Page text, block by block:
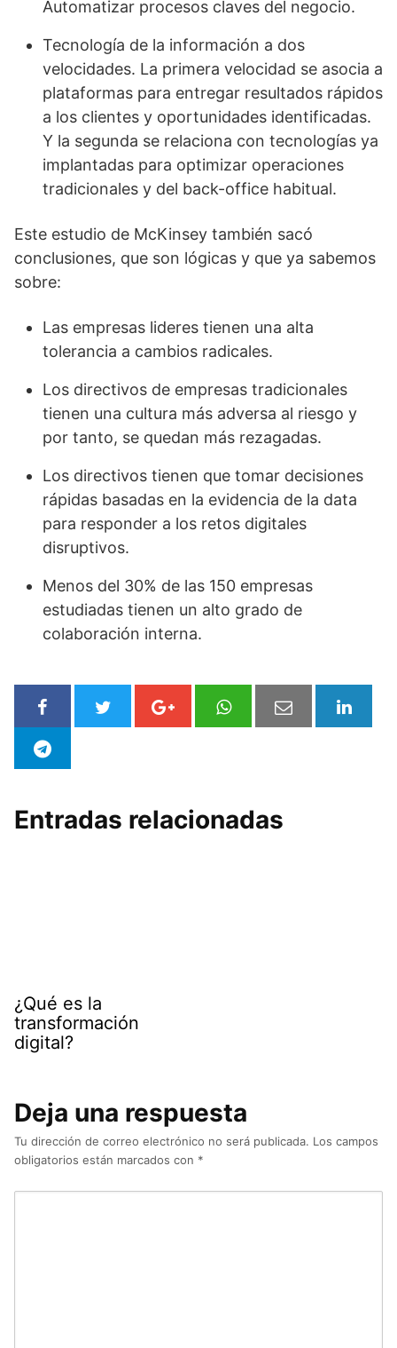
Automatizar procesos claves del negocio.
Tecnología de la información a dos
velocidades. La primera velocidad se asocia a
plataformas para entregar resultados rápidos
a los clientes y oportunidades identificadas.
Y la segunda se relaciona con tecnologías ya
implantadas para optimizar operaciones
tradicionales y del back-office habitual.
Este estudio de McKinsey también sacó
conclusiones, que son lógicas y que ya sabemos
sobre:
Las empresas lideres tienen una alta
tolerancia a cambios radicales.
Los directivos de empresas tradicionales
tienen una cultura más adversa al riesgo y
por tanto, se quedan más rezagadas.
Los directivos tienen que tomar decisiones
rápidas basadas en la evidencia de la data
para responder a los retos digitales
disruptivos.
Menos del 30% de las 150 empresas
estudiadas tienen un alto grado de
colaboración interna.
Entradas relacionadas
¿Qué es la
transformación
digital?
Deja una respuesta
Tu dirección de correo electrónico no será publicada. Los campos
obligatorios están marcados con *